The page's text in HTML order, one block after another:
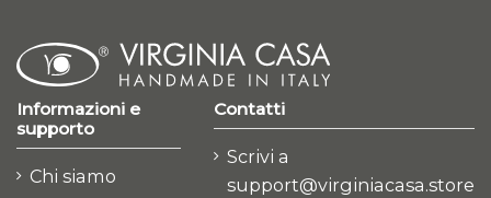
Informazioni e
supporto
Chi siamo
Contatti
Scrivi a
support@virginiacasa.store